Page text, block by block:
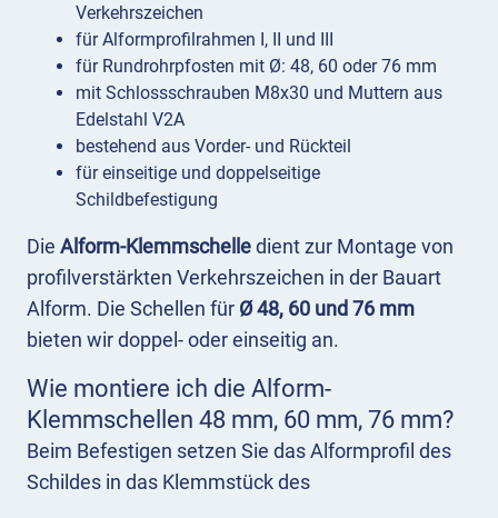
Die Alform-Klemmschelledient zur Montage von
profilverstärkten Verkehrszeichen in der Bauart
Alform. Die Schellen für Ø 48, 60 und 76 mm
bieten wir doppel- oder einseitig an.
Wie montiere ich die Alform-
Klemmschellen 48 mm, 60 mm, 76 mm?
Beim Befestigen setzen Sie das Alformprofil des
Schildes in das Klemmstück des
Verkehrszeichen
für Alformprofilrahmen I, II und III
für Rundrohrpfosten mit Ø: 48, 60 oder 76 mm
mit Schlossschrauben M8x30 und Muttern aus
Edelstahl V2A
bestehend aus Vorder- und Rückteil
für einseitige und doppelseitige
Schildbefestigung